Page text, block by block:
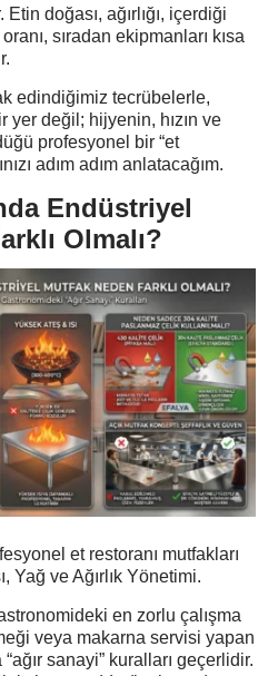
doğası, ağırlığı, içerdiği
sıradan ekipmanları kısa
edindiğimiz tecrübelerle,
değil; hijyenin, hızın ve
profesyonel bir “et
adım adım anlatacağım.
Endüstriyel
Olmalı?
et restoranı mutfakları
Yağ ve Ağırlık Yönetimi.
en zorlu çalışma
veya makarna servisi yapan
sanayi” kuralları geçerlidir.